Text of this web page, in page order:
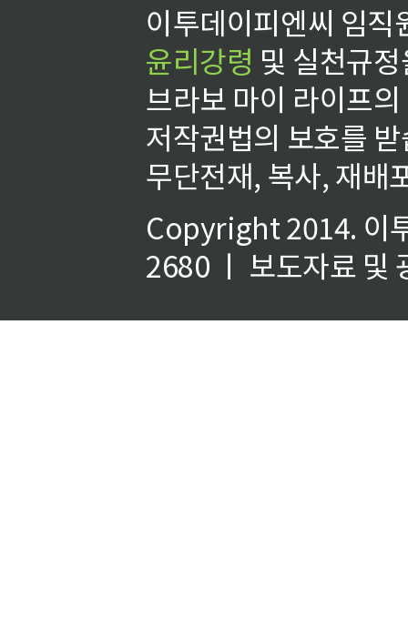
이투데이피엔씨 임
윤리강령 및 실천규
브라보 마이 라이프
저작권법의 보호를
무단전재, 복사, 재배
Copyright 2014. 이
2680 ㅣ 보도자료